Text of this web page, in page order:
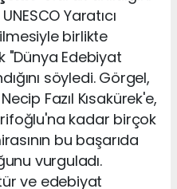
Yaratıcı
birlikte
"Dünya Edebiyat
söyledi. Görgel,
Fazıl Kısakürek'e,
kadar birçok
bu başarıda
vurguladı.
ve edebiyat